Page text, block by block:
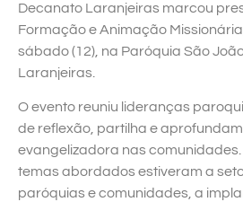
Decanato Laranjeiras marcou
Formação e Animação
sábado (12), na Paróquia São
Laranjeiras.
O evento reuniu lideranças
de reflexão, partilha e
evangelizadora nas
temas abordados estiveram a
paróquias e comunidades, a